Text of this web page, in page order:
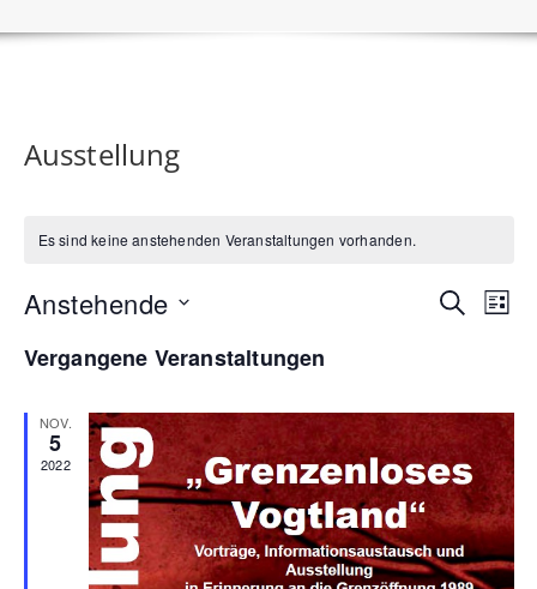
Ausstellung
Es sind keine anstehenden Veranstaltungen vorhanden.
SucheListe
Anstehende
wählen.
Vergangene Veranstaltungen
NOV.
5
2022